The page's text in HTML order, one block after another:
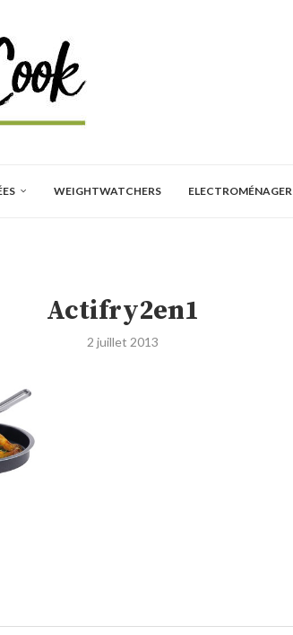
WEIGHTWATCHERS ELECTROMÉNAGER
Actifry2en1
2 juillet 2013